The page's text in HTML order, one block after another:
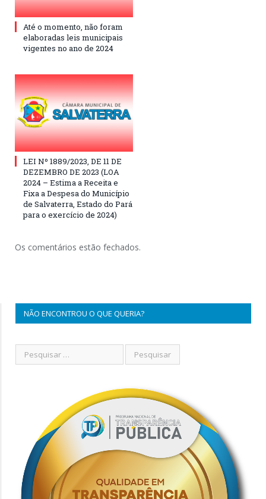
Até o momento, não foram
elaboradas leis municipais
vigentes no ano de 2024
LEI Nº 1889/2023, DE 11 DE
DEZEMBRO DE 2023 (LOA
2024 – Estima a Receita e
Fixa a Despesa do Município
de Salvaterra, Estado do Pará
para o exercício de 2024)
Os comentários estão fechados.
NÃO ENCONTROU O QUE QUERIA?